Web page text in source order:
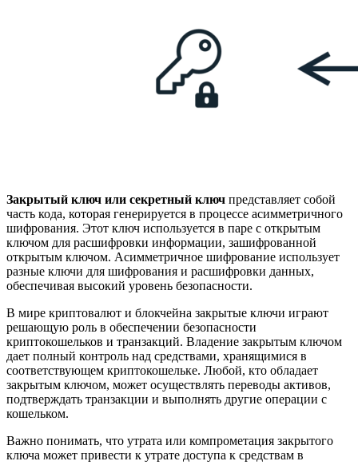
Закрытый ключ или секретный ключ представляет собой
часть кода, которая генерируется в процессе асимметричного
шифрования. Этот ключ используется в паре с открытым
ключом для расшифровки информации, зашифрованной
открытым ключом. Асимметричное шифрование использует
разные ключи для шифрования и расшифровки данных,
обеспечивая высокий уровень безопасности.
В мире криптовалют и блокчейна закрытые ключи играют
решающую роль в обеспечении безопасности
криптокошельков и транзакций. Владение закрытым ключом
дает полный контроль над средствами, хранящимися в
соответствующем криптокошельке. Любой, кто обладает
закрытым ключом, может осуществлять переводы активов,
подтверждать транзакции и выполнять другие операции с
кошельком.
Важно понимать, что утрата или компрометация закрытого
ключа может привести к утрате доступа к средствам в